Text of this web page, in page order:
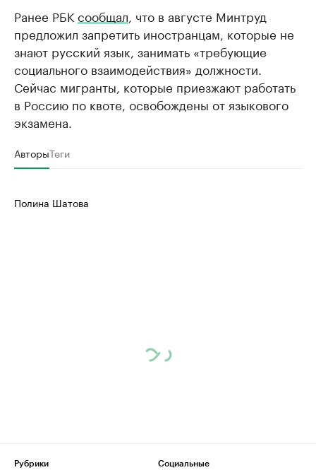
Ранее РБКсообщал, что в августе Минтруд
предложил запретить иностранцам, которые не
знают русский язык, занимать «требующие
социального взаимодействия» должности.
Сейчас мигранты, которые приезжают работать
в Россию по квоте, освобождены от языкового
экзамена.
АвторыТеги
Полина Шатова
Рубрики
Социальные